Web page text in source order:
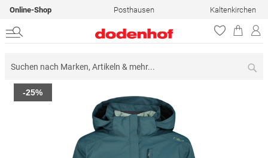
Online-Shop Posthausen Kaltenkirchen
Zum
Ende
-25%